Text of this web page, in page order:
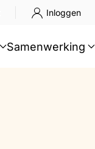
Inloggen
Samenwerking